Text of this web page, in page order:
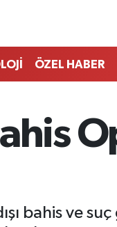
ÖZEL HABER
bahis ve